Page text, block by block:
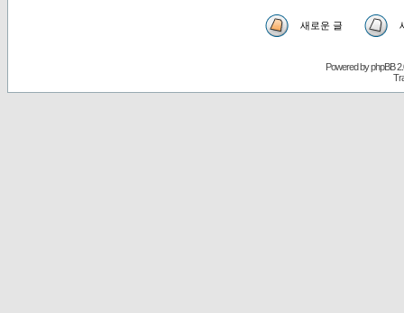
새로운 글
Powered byphpBB